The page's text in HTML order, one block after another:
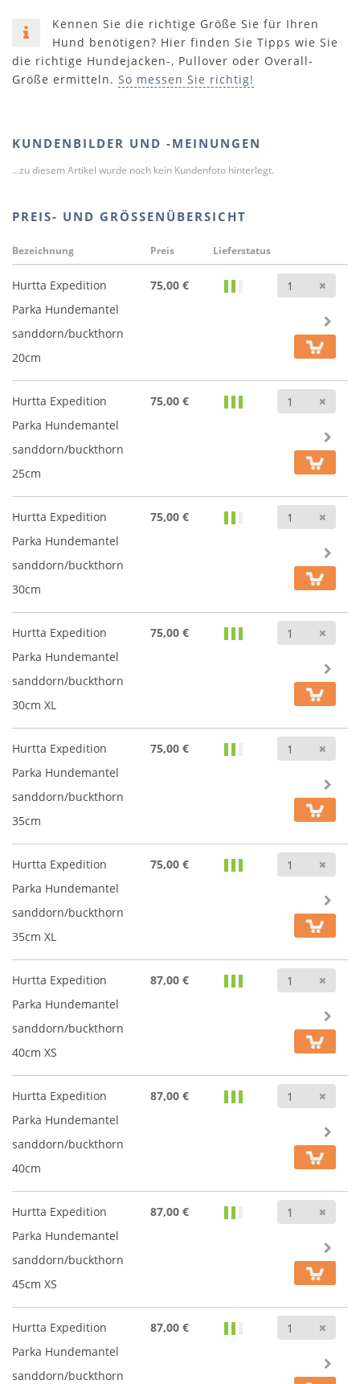
Kennen Sie die richtige Größe Sie für Ihren
Hund benötigen? Hier finden Sie Tipps wie Sie
die richtige Hundejacken-, Pullover oder Overall-
Größe ermitteln. So messen Sie richtig!
KUNDENBILDER UND -MEINUNGEN
...zu diesem Artikel wurde noch kein Kundenfoto hinterlegt.
PREIS- UND GRÖSSENÜBERSICHT
Bezeichnung Preis Lieferstatus
Hurtta Expedition
Parka Hundemantel
sanddorn/buckthorn
20cm
75,00 €
Hurtta Expedition
Parka Hundemantel
sanddorn/buckthorn
25cm
75,00 €
Hurtta Expedition
Parka Hundemantel
sanddorn/buckthorn
30cm
75,00 €
Hurtta Expedition
Parka Hundemantel
sanddorn/buckthorn
30cm XL
75,00 €
Hurtta Expedition
Parka Hundemantel
sanddorn/buckthorn
35cm
75,00 €
Hurtta Expedition
Parka Hundemantel
sanddorn/buckthorn
35cm XL
75,00 €
Hurtta Expedition
Parka Hundemantel
sanddorn/buckthorn
40cm XS
87,00 €
Hurtta Expedition
Parka Hundemantel
sanddorn/buckthorn
40cm
87,00 €
Hurtta Expedition
Parka Hundemantel
sanddorn/buckthorn
45cm XS
87,00 €
Hurtta Expedition
Parka Hundemantel
sanddorn/buckthorn
87,00 €